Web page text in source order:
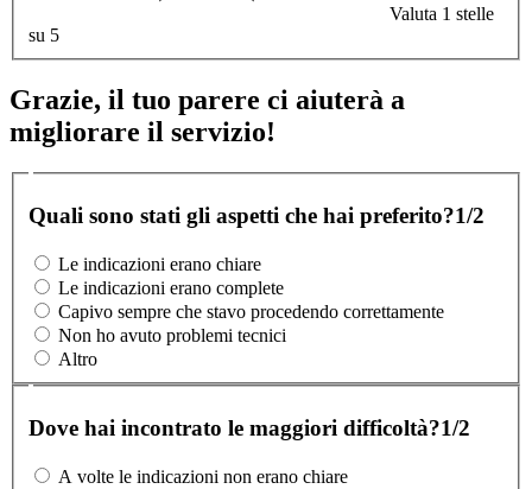
Valuta 1 stelle
su 5
Grazie, il tuo parere ci aiuterà a
migliorare il servizio!
Quali sono stati gli aspetti che hai preferito?1/2
Le indicazioni erano chiare
Le indicazioni erano complete
Capivo sempre che stavo procedendo correttamente
Non ho avuto problemi tecnici
Altro
Dove hai incontrato le maggiori difficoltà?1/2
A volte le indicazioni non erano chiare